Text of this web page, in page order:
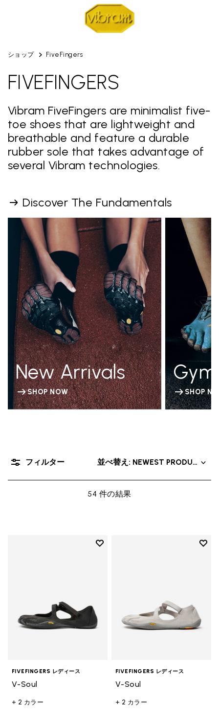
ショップ FiveFingers
FIVEFINGERS
Vibram FiveFingers are minimalist five-
toe shoes that are lightweight and
breathable and feature a durable
rubber sole that takes advantage of
several Vibram technologies.
Discover The Fundamentals
New Arrivals
SHOP NOW
Gym
SHOP
54 件の結果
並べ替え: NEWEST PRODUCT
フィルター
Add to wishlist
FIVEFINGERS レディース
V-Soul
+ 2 カラー
Add
FIVEFINGERS レディース
V-Soul
+ 2 カラー